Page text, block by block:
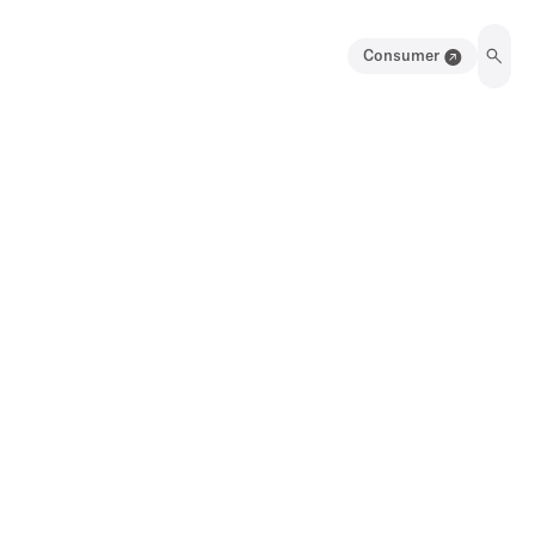
Consumer